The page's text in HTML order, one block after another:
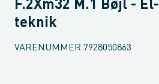
F.2Xm32 M.1 Bøjl - El-
teknik
VARENUMMER 7928050863